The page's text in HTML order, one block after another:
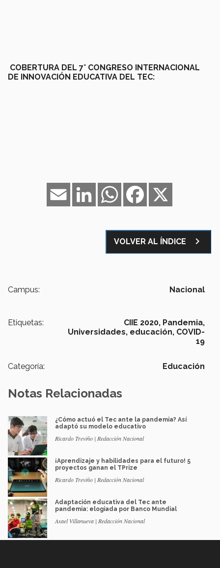
COBERTURA DEL 7° CONGRESO INTERNACIONAL
DE INNOVACIÓN EDUCATIVA DEL TEC:
Facebook
WhatsApp
LinkedIn
Email
VOLVER AL ÍNDICE navigate_next
Campus: Nacional
Etiquetas: CIIE 2020, Pandemia,
Universidades, educación, COVID-
19
Categoría: Educación
Notas Relacionadas
¿Cómo actuó el Tec ante la pandemia? Así
adaptó su modelo educativo
Ricardo Treviño | Redacción Nacional
¡Aprendizaje y habilidades para el futuro! 5
proyectos ganan el TPrize
Ricardo Treviño | Redacción Nacional
Adaptación educativa del Tec ante
pandemia: elogiada por Banco Mundial
Asael Villanueva | Redacción Nacional